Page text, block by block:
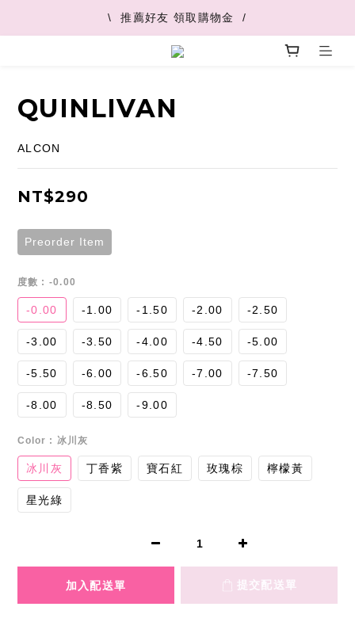
\  V+快速配最快45分鐘到  /
\  推薦好友 領取購物金  /
\  V+快速配最快45分鐘到  /
QUINLIVAN
ALCON
NT$290
Preorder Item
度數 : -0.00
-0.00 -1.00 -1.50 -2.00 -2.50
-3.00 -3.50 -4.00 -4.50 -5.00
-5.50 -6.00 -6.50 -7.00 -7.50
-8.00 -8.50 -9.00
Color : 冰川灰
冰川灰 丁香紫 寶石紅 玫瑰棕 檸檬黃
星光綠